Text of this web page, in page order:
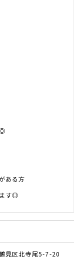
ある方
す◎
見区北寺尾5-7-20